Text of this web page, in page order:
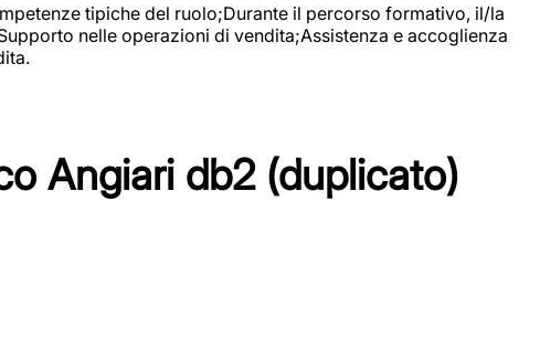
tipiche del ruolo;Durante il percorso formativo, il/la
nelle operazioni di vendita;Assistenza e accoglienza
Angiari db2 (duplicato)